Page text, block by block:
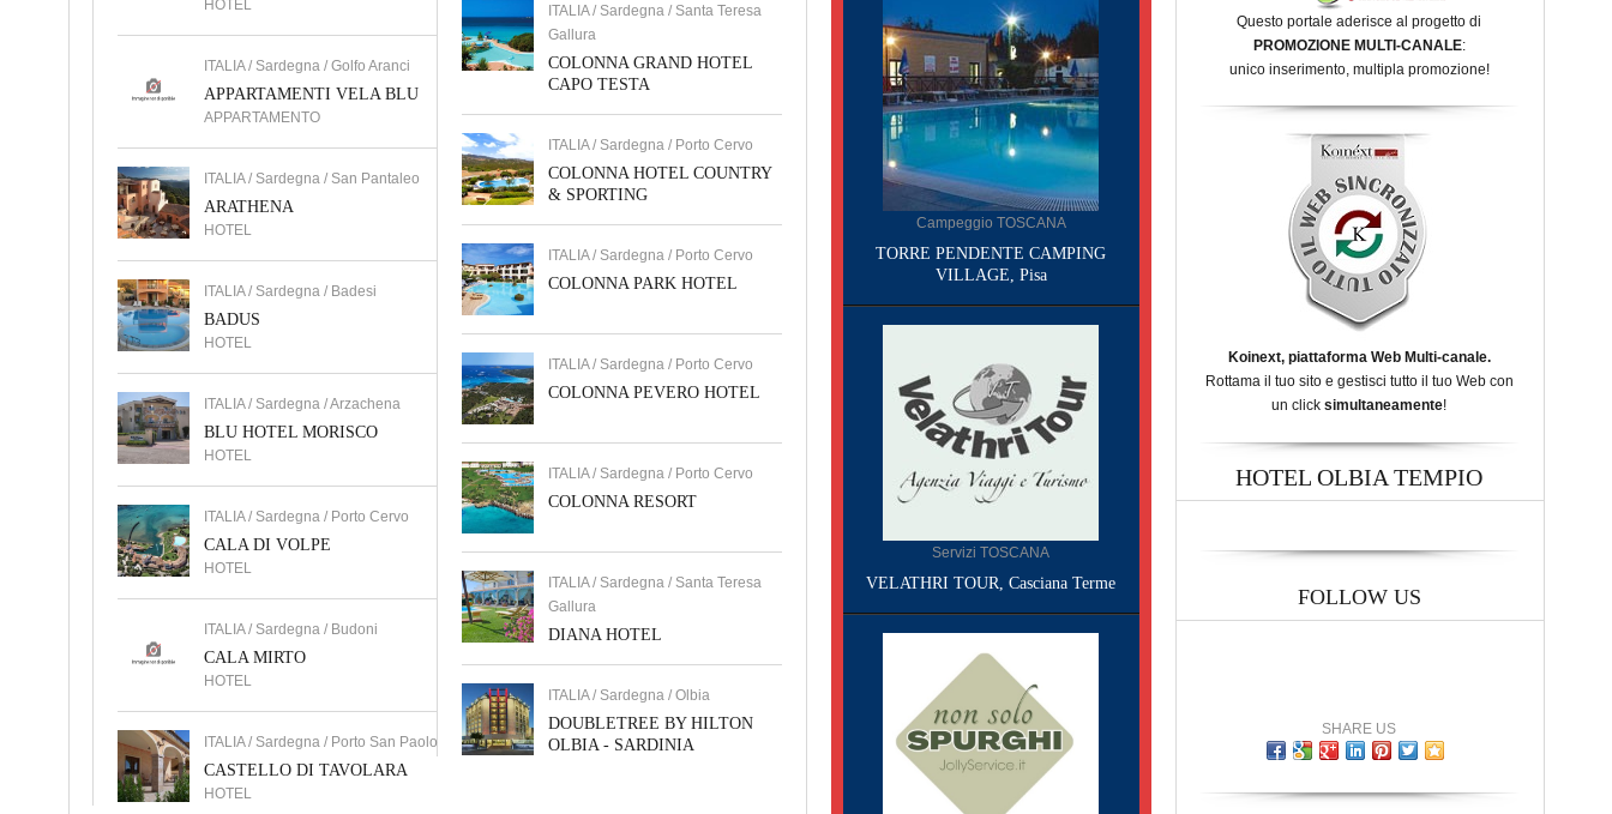
HOTEL
ITALIA / Sardegna / Golfo Aranci
APPARTAMENTI VELA BLU
APPARTAMENTO
ITALIA / Sardegna / San Pantaleo
ARATHENA
HOTEL
ITALIA / Sardegna / Badesi
BADUS
HOTEL
ITALIA / Sardegna / Arzachena
BLU HOTEL MORISCO
HOTEL
ITALIA / Sardegna / Porto Cervo
CALA DI VOLPE
HOTEL
ITALIA / Sardegna / Budoni
CALA MIRTO
HOTEL
ITALIA / Sardegna / Porto San Paolo
CASTELLO DI TAVOLARA
HOTEL
ITALIA / Sardegna / Santa Teresa
Gallura
COLONNA GRAND HOTEL
CAPO TESTA
ITALIA / Sardegna / Porto Cervo
COLONNA HOTEL COUNTRY
& SPORTING
ITALIA / Sardegna / Porto Cervo
COLONNA PARK HOTEL
ITALIA / Sardegna / Porto Cervo
COLONNA PEVERO HOTEL
ITALIA / Sardegna / Porto Cervo
COLONNA RESORT
ITALIA / Sardegna / Santa Teresa
Gallura
DIANA HOTEL
ITALIA / Sardegna / Olbia
DOUBLETREE BY HILTON
OLBIA - SARDINIA
Campeggio TOSCANA
TORRE PENDENTE CAMPING
VILLAGE, Pisa
Servizi TOSCANA
VELATHRI TOUR, Casciana Terme
Questo portale aderisce al progetto di
PROMOZIONE MULTI-CANALE:
unico inserimento, multipla promozione!
Koinext, piattaforma Web Multi-canale.
Rottama il tuo sito e gestisci tutto il tuo Web con
un click simultaneamente!
HOTEL OLBIA TEMPIO
FOLLOW US
SHARE US